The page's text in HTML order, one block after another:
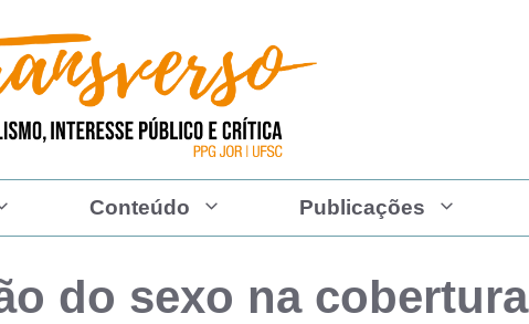
Conteúdo Publicações
do sexo na cobertura